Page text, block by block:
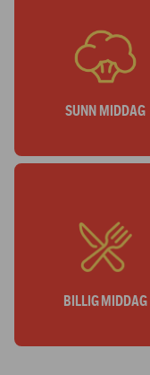
SUNN MIDDAG
BILLIG MIDDAG